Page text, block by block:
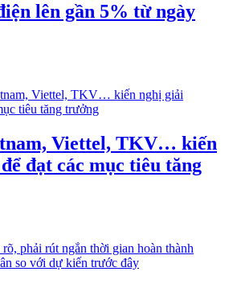
lên gần 5% từ ngày
Viettel, TKV… kiến
đạt các mục tiêu tăng